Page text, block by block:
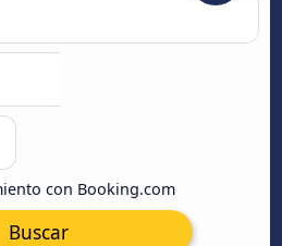
con Booking.com
Buscar